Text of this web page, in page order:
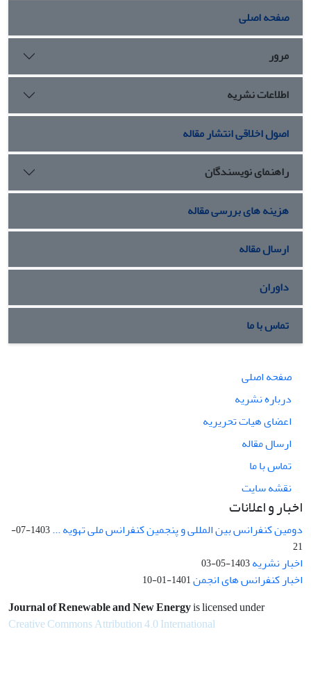
صفحه اصلی
مرور
اطلاعات نشریه
اصول اخلاقی انتشار مقاله
راهنمای نویسندگان
هزینه های بررسی مقاله
ارسال مقاله
داوران
تماس با ما
صفحه اصلی
درباره نشریه
اعضای هیات تحریریه
ارسال مقاله
تماس با ما
نقشه سایت
اخبار و اعلانات
دومین کنفرانس بین المللی و پنجمین کنفرانس ملی تهویه ...
1403-07-
21
اخبار نشریه1403-05-03
اخبار کنفرانس های انجمن1401-01-10
Journal of Renewable and New Energyis licensed under
Creative Commons Attribution 4.0 International